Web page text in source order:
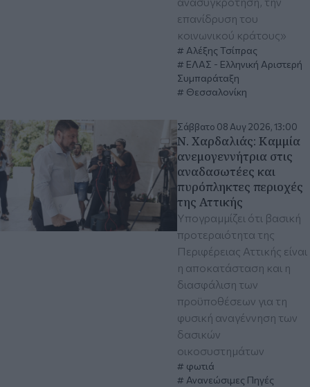
επανίδρυση του
κοινωνικού κράτους»
Αλέξης Τσίπρας
ΕΛΑΣ - Ελληνική Αριστερή
Συμπαράταξη
Θεσσαλονίκη
Σάββατο 08 Αυγ 2026, 13:00
Ν. Χαρδαλιάς: Καμμία
ανεμογεννήτρια στις
αναδασωτέες και
πυρόπληκτες περιοχές
της Αττικής
Υπογραμμίζει ότι βασική
προτεραιότητα της
Περιφέρειας Αττικής είναι
η αποκατάσταση και η
διασφάλιση των
προϋποθέσεων για τη
φυσική αναγέννηση των
δασικών
οικοσυστημάτων
φωτιά
Ανανεώσιμες Πηγές